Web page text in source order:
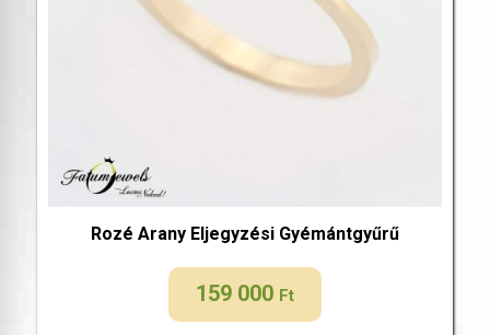
Rozé Arany Eljegyzési Gyémántgyűrű
159 000 Ft